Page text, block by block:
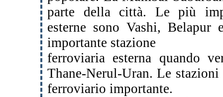
parte della città. Le più
esterne sono Vashi,
importante stazione
ferroviaria esterna quando
Thane-Nerul-Uran. Le stazioni
ferroviario importante.